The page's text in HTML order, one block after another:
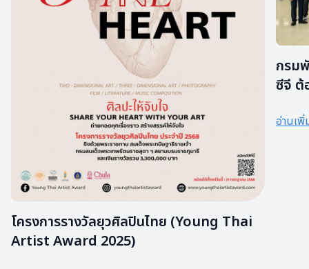
โครงการรางวัลยุวศิลปินไทย (Young Thai
Artist Award 2025)
กรม
ซีจี ต้
อ่านเพิ่